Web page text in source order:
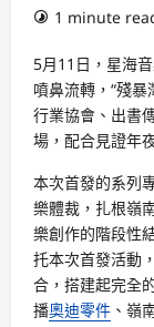
1 minute
5月11日，星海
噴鼻流轉，“殘
行業協會、出書
場，配合見證年
本次首發的系列
樂體裁，扎根嶺
樂創作的階段性
托本次首發活動
合，搭建起完全
播奧迪零件 、嶺